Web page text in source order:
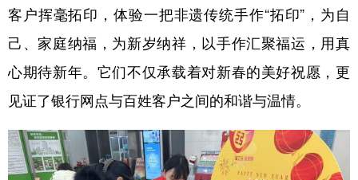
客户挥毫拓印，体验一把非遗传统手作“拓印”，为自
己、家庭纳福，为新岁纳祥，以手作汇聚福运，用真
心期待新年。它们不仅承载着对新春的美好祝愿，更
见证了银行网点与百姓客户之间的和谐与温情。